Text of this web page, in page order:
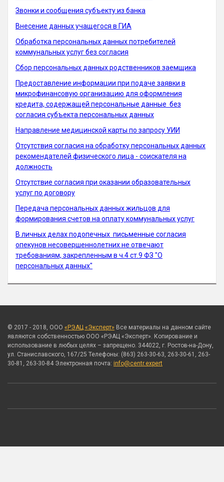
Звонки и сообщения субъекту из банка
Внесение данных учащегося в ГИА
Обработка персональных данных потребителей
коммунальных услуг без согласия
Сбор персональных данных родственников заемщика
Предоставление информации при подаче заявки в
микрофинансовую организацию для оформления
кредита, содержащей персональные данные без
согласия субъекта персональных данных
Направление медицинской карты по запросу УИИ
Отсутствия согласия на обработку персональных данных
рекомендателей физического лица - соискателя на
должность
Отсутствие согласия при оказании образовательных
услуг по договору
Передача персональных данных жильцов для
формирования счетов на оплату коммунальных услуг
В личных делах подопечных письменные согласия
опекунов несовершеннолетних не отвечают
требованиям, закрепленным в ч.4 ст.9 ФЗ "О
персональных данных"
© 2017 - 2018, ООО «РЭАЦ «Эксперт» Все материалы на данном сайте
являются собственностью ООО «РЭАЦ «Эксперт». Копирование и
использование в любых целях – запрещено. 344022, г. Ростов-на-Дону,
ул. Станиславского, 167/25 Телефоны: (863) 263-30-63, 263-30-61, 263-
30-81, 263-30-84 Электронная почта: info@centr.expert